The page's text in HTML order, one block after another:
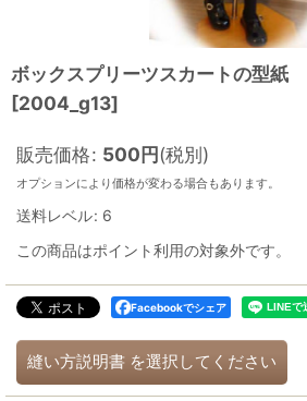
ボックスプリーツスカートの型紙
[2004_g13]
販売価格: 500円(税別)
オプションにより価格が変わる場合もあります。
送料レベル: 6
この商品はポイント利用の対象外です。
Facebookでシェア
縫い方説明書 を選択してください